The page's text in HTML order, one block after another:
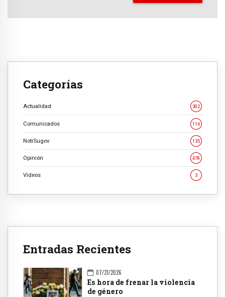
Categorías
Actualidad 302
Comunicados 116
NotiSugov 135
Opinión 478
Videos 3
Entradas Recientes
07/31/2026
Es hora de frenar la violencia
de género